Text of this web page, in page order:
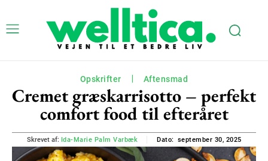
Opskrifter Aftensmad
Cremet græskarrisotto – perfekt
comfort food til efteråret
Skrevet af: Ida-Marie Palm Varbæk Dato: september 30, 2025